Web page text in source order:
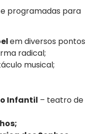
programadas para
em diversos pontos
radical;
musical;
Infantil – teatro de